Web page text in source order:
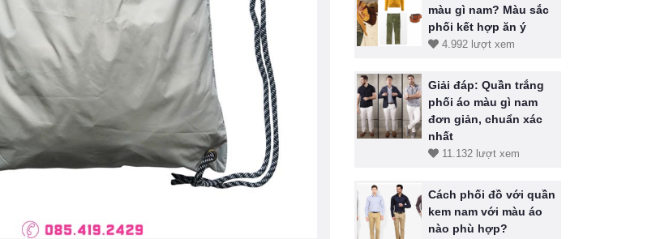
màu gì nam? Màu sắc
phối kết hợp ăn ý
4.992 lượt xem
Giải đáp: Quần trắng
phối áo màu gì nam
đơn giản, chuẩn xác
nhất
11.132 lượt xem
Cách phối đồ với quần
kem nam với màu áo
nào phù hợp?